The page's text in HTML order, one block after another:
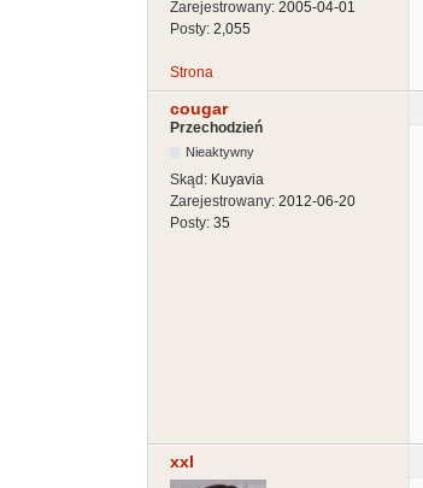
Zarejestrowany: 2005-04-01
Posty: 2,055
Strona
cougar
Przechodzień
Nieaktywny
Skąd: Kuyavia
Zarejestrowany: 2012-06-20
Posty: 35
xxl